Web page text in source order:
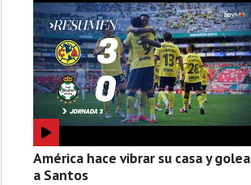
América hace vibrar su casa y golea
a Santos